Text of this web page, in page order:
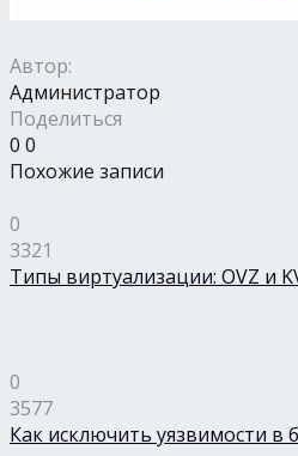
Автор:
Администратор
Поделиться
0 0
Похожие записи
0
3321
Типы виртуализации: OVZ и
0
3577
Как исключить уязвимости в